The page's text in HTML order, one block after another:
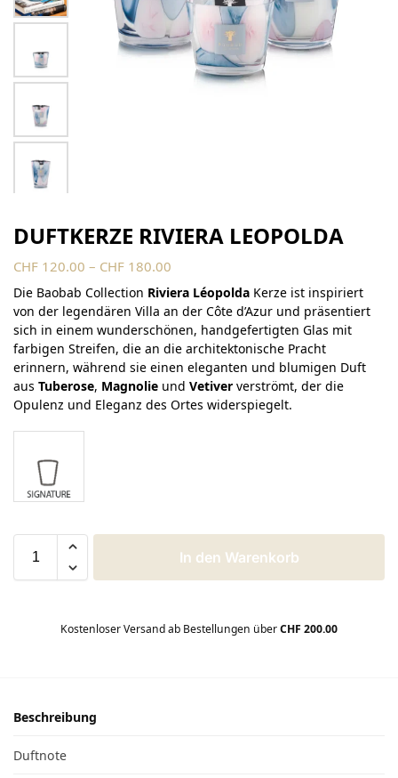
DUFTKERZE RIVIERA LEOPOLDA
CHF 120.00 – CHF 180.00
Die Baobab Collection Riviera Léopolda Kerze ist inspiriert
von der legendären Villa an der Côte d’Azur und präsentiert
sich in einem wunderschönen, handgefertigten Glas mit
farbigen Streifen, die an die architektonische Pracht
erinnern, während sie einen eleganten und blumigen Duft
aus Tuberose, Magnolie und Vetiver verströmt, der die
Opulenz und Eleganz des Ortes widerspiegelt.
In den Warenkorb
Kostenloser Versand ab Bestellungen überCHF 200.00
Beschreibung
Duftnote